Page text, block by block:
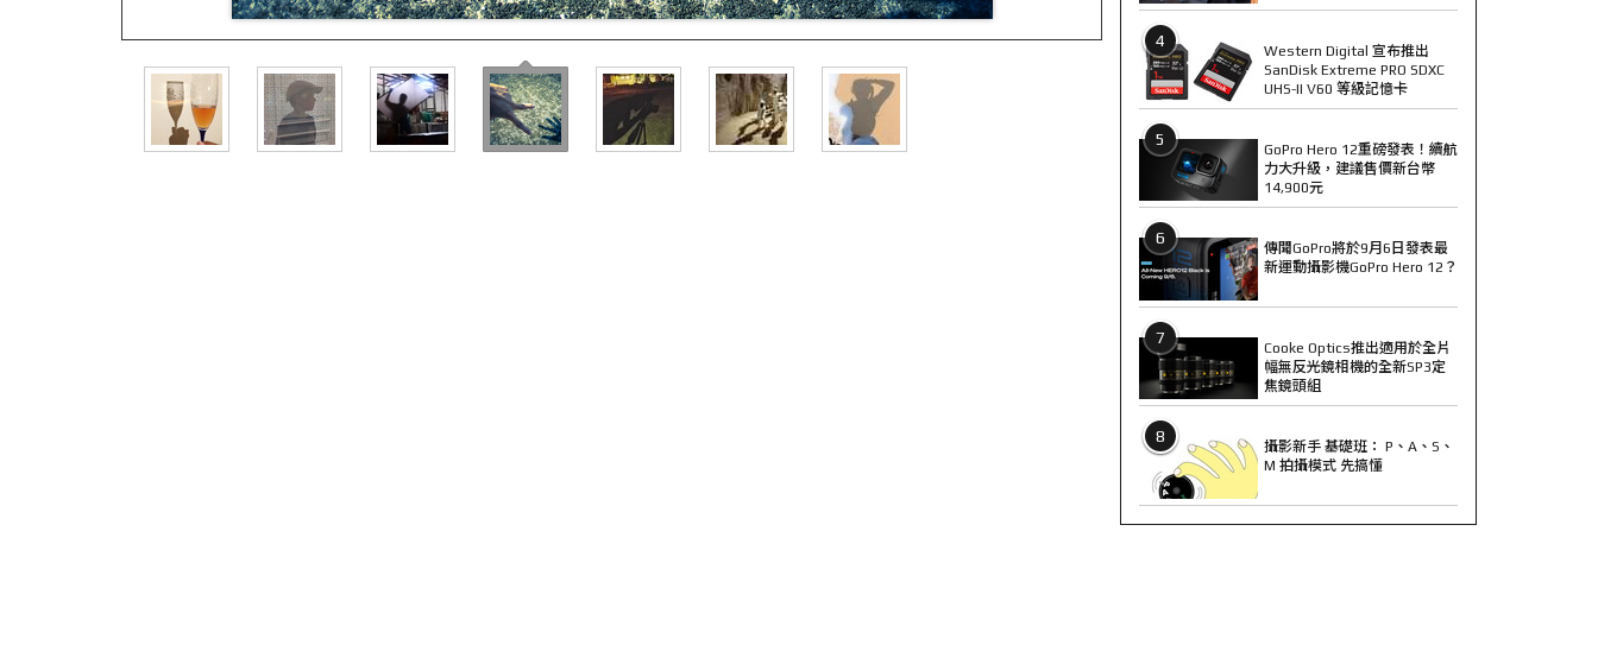
4
Western Digital 宣布推出
SanDisk Extreme PRO SDXC
UHS-II V60 等級記憶卡
5
GoPro Hero 12重磅發表！續航
力大升級，建議售價新台幣
14,900元
6
傳聞GoPro將於9月6日發表最
新運動攝影機GoPro Hero 12？
7
Cooke Optics推出適用於全片
幅無反光鏡相機的全新SP3定
焦鏡頭組
8
攝影新手 基礎班： P、A、S、
M 拍攝模式 先搞懂